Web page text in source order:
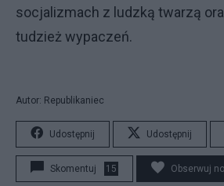
socjalizmach z ludzką twarzą
tudzież wypaczeń.
Autor: Republikaniec
Udostępnij Udostępnij
Skomentuj 15 Obserwuj